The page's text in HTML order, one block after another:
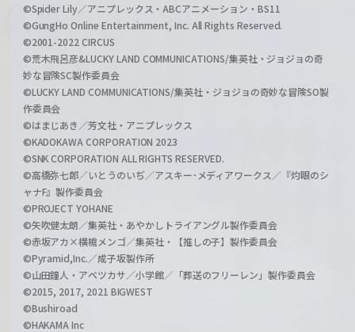
©Spider Lily／アニプレックス・ABCアニメーション・BS11
©GungHo Online Entertainment, Inc. All Rights Reserved.
©2001-2022 CIRCUS
©荒木飛呂彦&LUCKY LAND COMMUNICATIONS/集英社・ジョジョの奇
妙な冒険SC製作委員会
©LUCKY LAND COMMUNICATIONS/集英社・ジョジョの奇妙な冒険SO製
作委員会
©はまじあき／芳文社・アニプレックス
©KADOKAWA CORPORATION 2023
©SNK CORPORATION ALL RIGHTS RESERVED.
©高橋弥七郎／いとうのいぢ／アスキー･メディアワークス／『灼眼のシ
ャナF』製作委員会
©PROJECT YOHANE
©矢吹健太朗／集英社・あやかしトライアングル製作委員会
©赤坂アカ×横槍メンゴ／集英社・【推しの子】製作委員会
©Pyramid,Inc.／成子坂製作所
©山田鐘人・アベツカサ／小学館／「葬送のフリーレン」製作委員会
©2015, 2017, 2021 BIGWEST
©Bushiroad
©HAKAMA Inc